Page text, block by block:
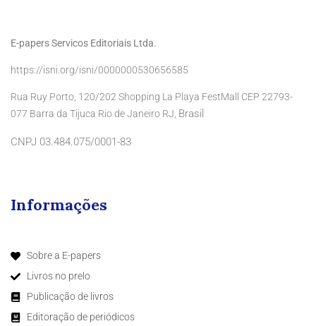
E-papers Servicos Editoriais Ltda.
https://isni.org/isni/0000000530656585
Rua Ruy Porto, 120/202 Shopping La Playa FestMall CEP 22793-
077 Barra da Tijuca Rio de Janeiro RJ, Brasil
CNPJ 03.484.075/0001-83
Informações
Sobre a E-papers
Livros no prelo
Publicação de livros
Editoração de periódicos